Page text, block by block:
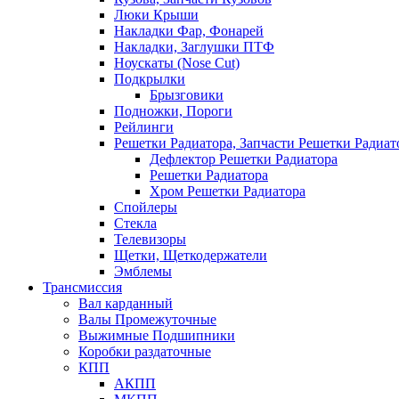
Люки Крыши
Накладки Фар, Фонарей
Накладки, Заглушки ПТФ
Ноускаты (Nose Cut)
Подкрылки
Брызговики
Подножки, Пороги
Рейлинги
Решетки Радиатора, Запчасти Решетки
Дефлектор Решетки Радиатора
Решетки Радиатора
Хром Решетки Радиатора
Спойлеры
Стекла
Телевизоры
Щетки, Щеткодержатели
Эмблемы
Трансмиссия
Вал карданный
Валы Промежуточные
Выжимные Подшипники
Коробки раздаточные
КПП
АКПП